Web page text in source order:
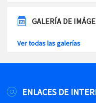
GALERÍA DE
Ver todas las galerías
ENLACES DE